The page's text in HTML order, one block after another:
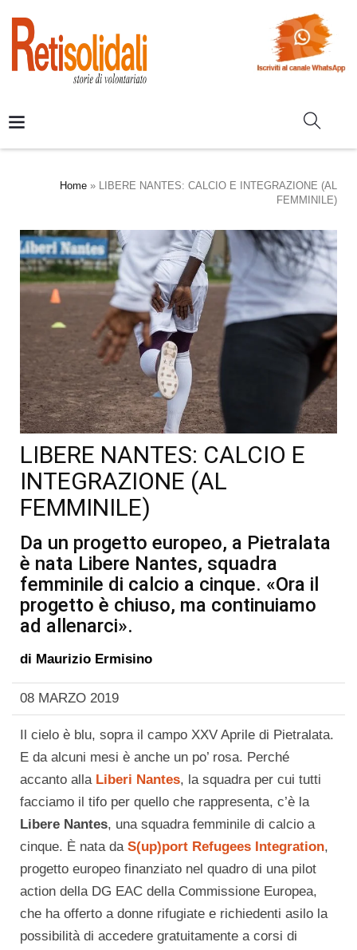
Home » LIBERE NANTES: CALCIO E INTEGRAZIONE (AL
FEMMINILE)
LIBERE NANTES: CALCIO E
INTEGRAZIONE (AL
FEMMINILE)
Da un progetto europeo, a Pietralata
è nata Libere Nantes, squadra
femminile di calcio a cinque. «Ora il
progetto è chiuso, ma continuiamo
ad allenarci».
di Maurizio Ermisino
08 MARZO 2019
Il cielo è blu, sopra il campo XXV Aprile di Pietralata.
E da alcuni mesi è anche un po’ rosa. Perché
accanto alla Liberi Nantes, la squadra per cui tutti
facciamo il tifo per quello che rappresenta, c’è la
Libere Nantes, una squadra femminile di calcio a
cinque. È nata da S(up)port Refugees Integration,
progetto europeo finanziato nel quadro di una pilot
action della DG EAC della Commissione Europea,
che ha offerto a donne rifugiate e richiedenti asilo la
possibilità di accedere gratuitamente a corsi di